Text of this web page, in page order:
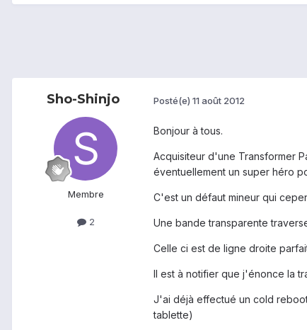
Sho-Shinjo
Membre
2
Posté(e) 11 août 2012
Bonjour à tous.
Acquisiteur d'une Transformer
éventuellement un super héro
C'est un défaut mineur qui
Une bande transparente
Celle ci est de ligne droite
Il est à notifier que j'énonce la
J'ai déjà effectué un cold
tablette)